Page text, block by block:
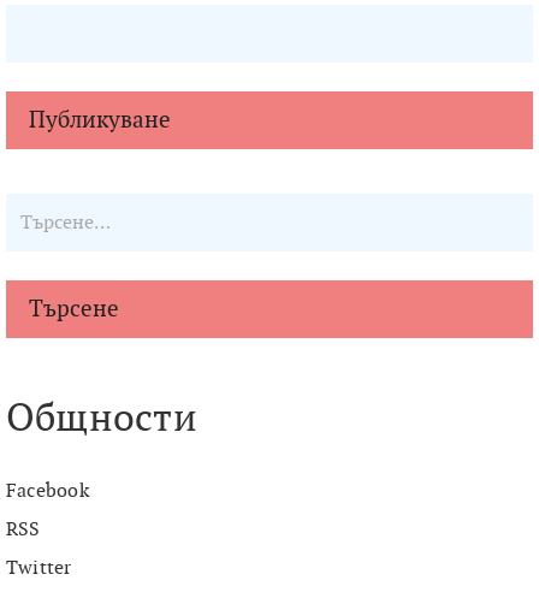
Търсене
Общности
Facebook
RSS
Twitter